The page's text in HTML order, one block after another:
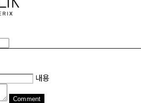
내용
Comment